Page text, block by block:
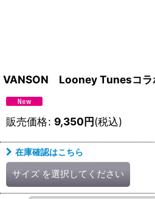
VANSON Looney Tunesコ
販売価格: 9,350円(税込)
在庫確認はこちら
サイズ を選択してください